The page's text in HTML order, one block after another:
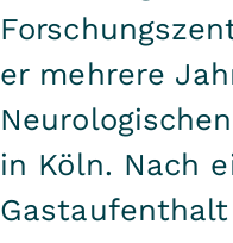
er mehrere
in Köln. Nach